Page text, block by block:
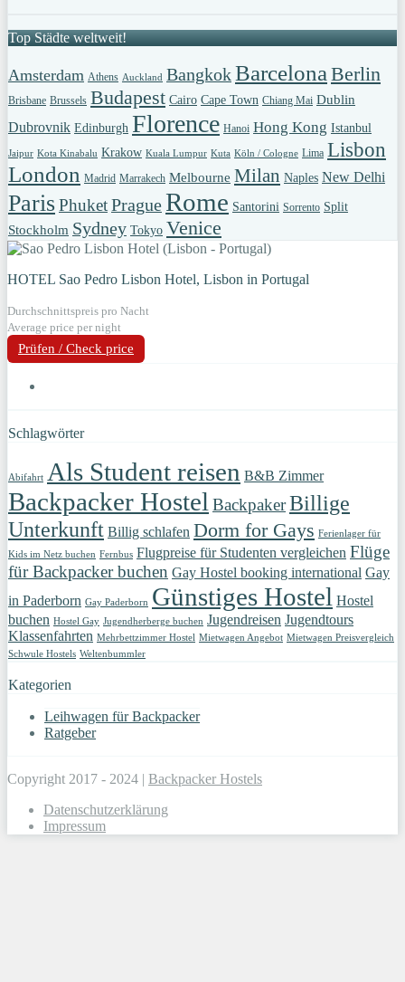
Top Städte weltweit!
Amsterdam Athens Auckland BangkokBarcelonaBerlin
Brisbane Brussels Budapest Cairo Cape Town Chiang Mai Dublin
Dubrovnik Edinburgh Florence Hanoi Hong Kong Istanbul
Jaipur Kota Kinabalu Krakow Kuala Lumpur Kuta Köln / Cologne Lima Lisbon
London Madrid Marrakech Melbourne Milan Naples New Delhi
ParisPhuketPragueRome Santorini Sorrento Split
Stockholm Sydney Tokyo Venice
HOTEL Sao Pedro Lisbon Hotel, Lisbon in Portugal
Durchschnittspreis pro Nacht
Average price per night
Prüfen / Check price
Schlagwörter
Abifahrt Als Student reisen B&B Zimmer
Backpacker HostelBackpakerBillige
Unterkunft Billig schlafen Dorm for Gays Ferienlager für
Kids im Netz buchen Fernbus Flugpreise für Studenten vergleichen Flüge
für Backpacker buchen Gay Hostel booking international Gay
in Paderborn Gay Paderborn Günstiges Hostel Hostel
buchen Hostel Gay Jugendherberge buchen Jugendreisen Jugendtours
Klassenfahrten Mehrbettzimmer Hostel Mietwagen Angebot Mietwagen Preisvergleich
Schwule Hostels Weltenbummler
Kategorien
Leihwagen für Backpacker
Ratgeber
Copyright 2017 - 2024 | Backpacker Hostels
Datenschutzerklärung
Impressum